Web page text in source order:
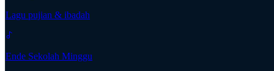
Lagu pujian & ibadah
Ende Sekolah Minggu